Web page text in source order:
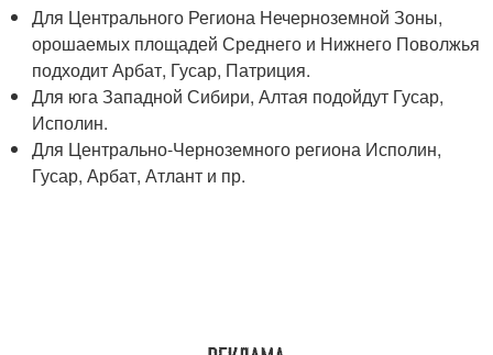
Для Центрального Региона Нечерноземной Зоны,
орошаемых площадей Среднего и Нижнего Поволжья
подходит Арбат, Гусар, Патриция.
Для юга Западной Сибири, Алтая подойдут Гусар,
Исполин.
Для Центрально-Черноземного региона Исполин,
Гусар, Арбат, Атлант и пр.